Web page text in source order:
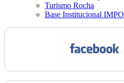
Turismo Rocha
Base Institucional IMPO